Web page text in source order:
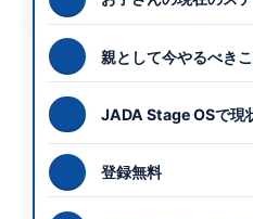
親として今やるべき
JADA Stage OSで現
登録無料